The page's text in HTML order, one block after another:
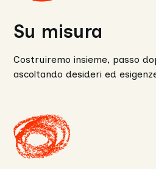
Su misura
Costruiremo insieme, passo
ascoltando desideri ed